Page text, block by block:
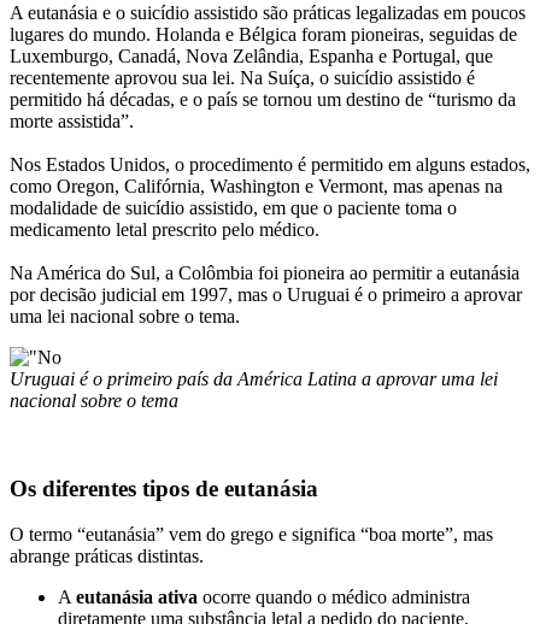
A eutanásia e o suicídio assistido são práticas legalizadas em poucos
lugares do mundo. Holanda e Bélgica foram pioneiras, seguidas de
Luxemburgo, Canadá, Nova Zelândia, Espanha e Portugal, que
recentemente aprovou sua lei. Na Suíça, o suicídio assistido é
permitido há décadas, e o país se tornou um destino de “turismo da
morte assistida”.
Nos Estados Unidos, o procedimento é permitido em alguns estados,
como Oregon, Califórnia, Washington e Vermont, mas apenas na
modalidade de suicídio assistido, em que o paciente toma o
medicamento letal prescrito pelo médico.
Na América do Sul, a Colômbia foi pioneira ao permitir a eutanásia
por decisão judicial em 1997, mas o Uruguai é o primeiro a aprovar
uma lei nacional sobre o tema.
Uruguai é o primeiro país da América Latina a aprovar uma lei
nacional sobre o tema
Os diferentes tipos de eutanásia
O termo “eutanásia” vem do grego e significa “boa morte”, mas
abrange práticas distintas.
A eutanásia ativa ocorre quando o médico administra
diretamente uma substância letal a pedido do paciente.